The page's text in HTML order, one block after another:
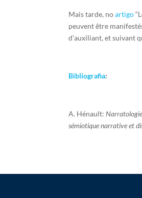
Mais tarde, noartigo
peuvent être
d’auxiliant, et suivant
Bibliografia:
A. Hénault:
sémiotique narrative et